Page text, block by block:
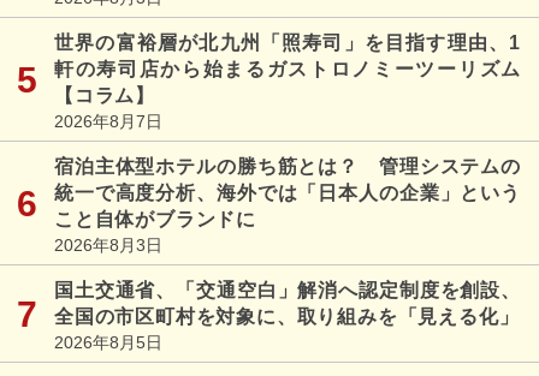
世界の富裕層が北九州「照寿司」を目指す理由、1
軒の寿司店から始まるガストロノミーツーリズム
【コラム】
2026年8月7日
宿泊主体型ホテルの勝ち筋とは？ 管理システムの
統一で高度分析、海外では「日本人の企業」という
こと自体がブランドに
2026年8月3日
国土交通省、「交通空白」解消へ認定制度を創設、
全国の市区町村を対象に、取り組みを「見える化」
2026年8月5日